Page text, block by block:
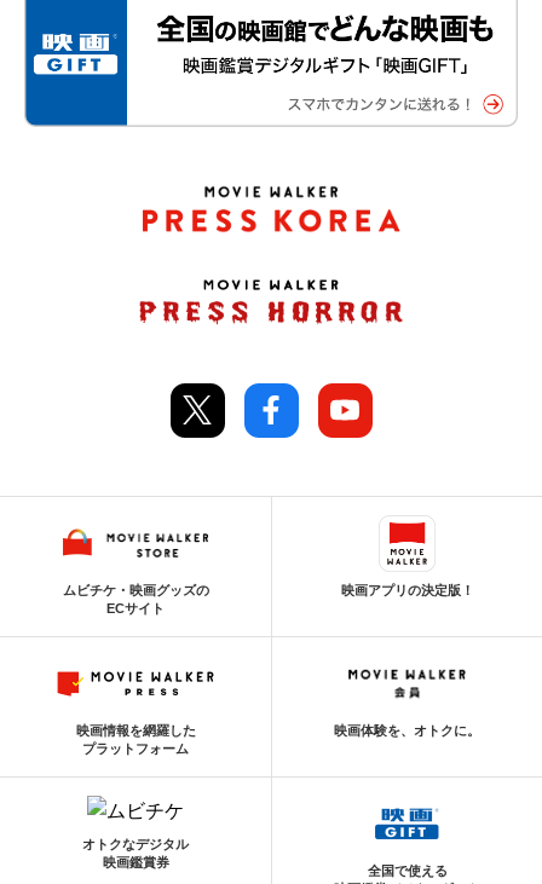
ムビチケ・映画グッズの
ECサイト
映画アプリの決定版！
映画情報を網羅した
プラットフォーム
映画体験を、オトクに。
オトクなデジタル
映画鑑賞券
全国で使える